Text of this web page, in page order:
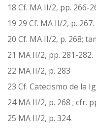
18 Cf. MA II/2, pp. 266-
19 29 Cf. MA II/2, p. 267.
20 Cf. MA II/2, p. 268;
21 MA II/2, pp. 281-282.
22 MA II/2, p. 283
23 Cf. Catecismo de la
24 MA II/2, p. 268 ; cfr.
25 MA II/2, p. 324.